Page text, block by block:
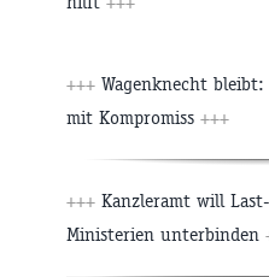
+++ Wagenknecht
mit Kompromiss +++
+++ Kanzleramt will
Ministerien unterbinden